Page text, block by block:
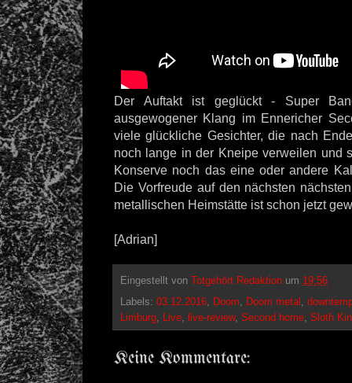
Der Auftakt ist geglückt - Super
ausgewogener Klang im Ennericher
viele glückliche Gesichter, die nach
noch lange in der Kneipe verweilen und
Konserve noch das eine oder andere
Die Vorfreude auf den nächsten
metallischen Heimstätte ist schon jetzt
[Adrian]
Eingestellt von Totgehört Redaktion um 19:56
Labels: 03.12.2016 Doom Doom metal
Limburg Live live-review, Second home Sloth
Keine Kommentare: